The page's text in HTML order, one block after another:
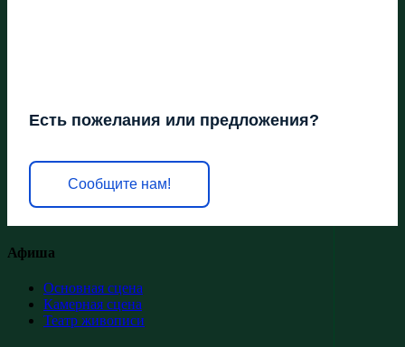
Есть пожелания или предложения?
Сообщите нам!
Афиша
Основная сцена
Камерная сцена
Театр живописи